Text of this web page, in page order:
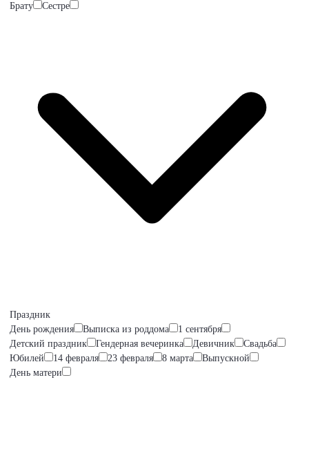
Брату
Сестре
Праздник
День рождения
Выписка из роддома
1 сентября
Детский праздник
Гендерная вечеринка Девичник
Свадьба
Юбилей
14 февраля 23 февраля 8 марта
Выпускной
День матери